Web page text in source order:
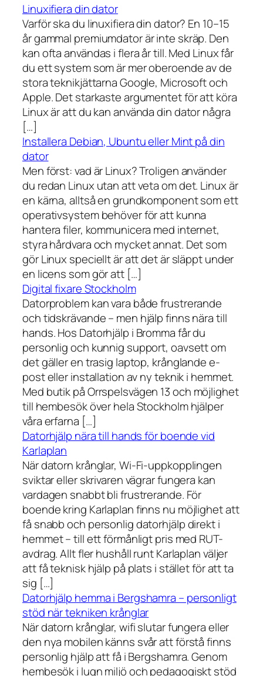
Linuxifiera din dator
Varför ska du linuxifiera din dator? En 10–15
år gammal premiumdator är inte skräp. Den
kan ofta användas i flera år till. Med Linux får
du ett system som är mer oberoende av de
stora teknikjättarna Google, Microsoft och
Apple. Det starkaste argumentet för att köra
Linux är att du kan använda din dator några
[…]
Installera Debian, Ubuntu eller Mint på din
dator
Men först: vad är Linux? Troligen använder
du redan Linux utan att veta om det. Linux är
en kärna, alltså en grundkomponent som ett
operativsystem behöver för att kunna
hantera filer, kommunicera med internet,
styra hårdvara och mycket annat. Det som
gör Linux speciellt är att det är släppt under
en licens som gör att […]
Digital fixare Stockholm
Datorproblem kan vara både frustrerande
och tidskrävande – men hjälp finns nära till
hands. Hos Datorhjälp i Bromma får du
personlig och kunnig support, oavsett om
det gäller en trasig laptop, krånglande e-
post eller installation av ny teknik i hemmet.
Med butik på Orrspelsvägen 13 och möjlighet
till hembesök över hela Stockholm hjälper
våra erfarna […]
Datorhjälp nära till hands för boende vid
Karlaplan
När datorn krånglar, Wi-Fi-uppkopplingen
sviktar eller skrivaren vägrar fungera kan
vardagen snabbt bli frustrerande. För
boende kring Karlaplan finns nu möjlighet att
få snabb och personlig datorhjälp direkt i
hemmet – till ett förmånligt pris med RUT-
avdrag. Allt fler hushåll runt Karlaplan väljer
att få teknisk hjälp på plats i stället för att ta
sig […]
Datorhjälp hemma i Bergshamra – personligt
stöd när tekniken krånglar
När datorn krånglar, wifi slutar fungera eller
den nya mobilen känns svår att förstå finns
personlig hjälp att få i Bergshamra. Genom
hembesök i lugn miljö och pedagogiskt stöd